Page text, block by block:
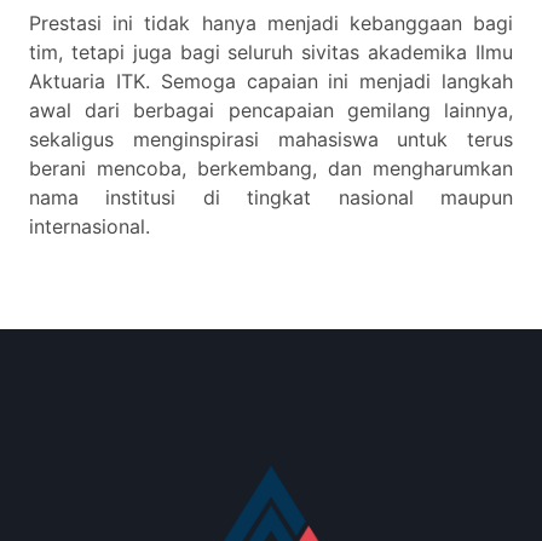
Prestasi ini tidak hanya menjadi kebanggaan bagi
tim, tetapi juga bagi seluruh sivitas akademika Ilmu
Aktuaria ITK. Semoga capaian ini menjadi langkah
awal dari berbagai pencapaian gemilang lainnya,
sekaligus menginspirasi mahasiswa untuk terus
berani mencoba, berkembang, dan mengharumkan
nama institusi di tingkat nasional maupun
internasional.